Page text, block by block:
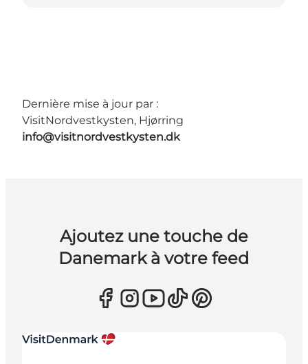
Dernière mise à jour par :
VisitNordvestkysten, Hjørring
info@visitnordvestkysten.dk
Ajoutez une touche de
Danemark à votre feed